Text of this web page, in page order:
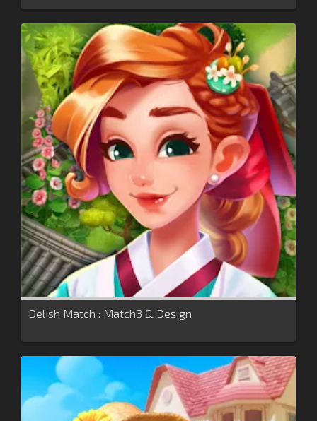
Delish Match : Match3 & Design